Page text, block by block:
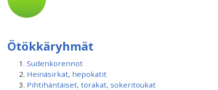
Ötökkäryhmät
Sudenkorennot
Heinäsirkat, hepokatit
Pihtihäntäiset, torakat, sokeritoukat